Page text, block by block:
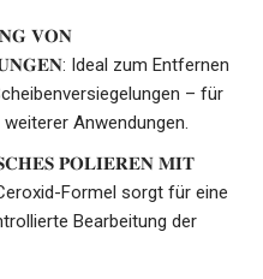
𝐕𝐎𝐍
Ideal zum Entfernen
– für
Anwendungen.
𝐏𝐎𝐋𝐈𝐄𝐑𝐄𝐍 𝐌𝐈𝐓
Formel sorgt für eine
Bearbeitung der